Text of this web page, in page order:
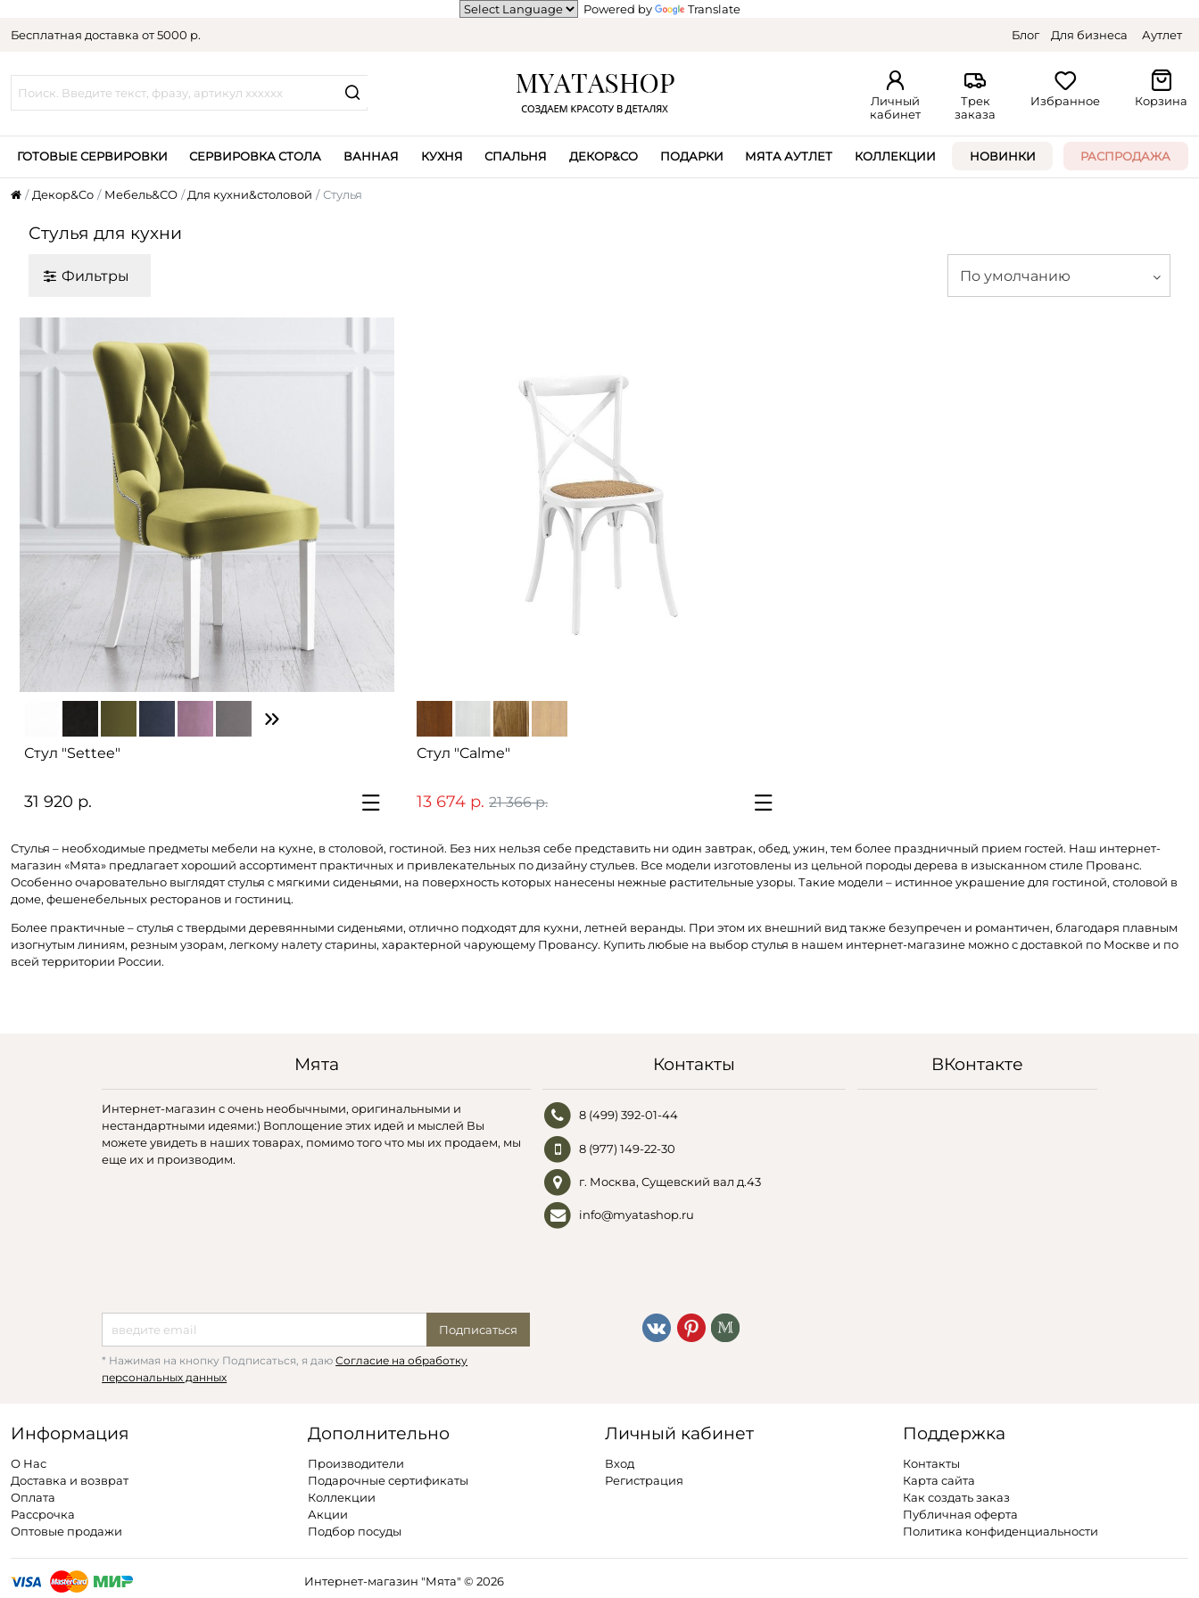
Powered by
Translate
Бесплатная доставка от 5000 р.
Блог Для бизнеса Аутлет
Личный
кабинет
Трек
заказа
Избранное Корзина
ГОТОВЫЕ СЕРВИРОВКИ СЕРВИРОВКА СТОЛА ВАННАЯ КУХНЯ СПАЛЬНЯ ДЕКОР&CO ПОДАРКИ МЯТА АУТЛЕТ КОЛЛЕКЦИИ НОВИНКИ РАСПРОДАЖА
Декор&Co Мебель&CO Для кухни&столовой Стулья
Стулья для кухни
Фильтры По умолчанию
Стул "Settee"
31 920 р.
Стул "Calme"
13 674 р. 21 366 р.
Стулья – необходимые предметы мебели на кухне, в столовой, гостиной. Без них нельзя себе представить ни один завтрак, обед, ужин, тем более праздничный прием гостей. Наш интернет-
магазин «Мята» предлагает хороший ассортимент практичных и привлекательных по дизайну стульев. Все модели изготовлены из цельной породы дерева в изысканном стиле Прованс.
Особенно очаровательно выглядят стулья с мягкими сиденьями, на поверхность которых нанесены нежные растительные узоры. Такие модели – истинное украшение для гостиной, столовой в
доме, фешенебельных ресторанов и гостиниц.
Более практичные – стулья с твердыми деревянными сиденьями, отлично подходят для кухни, летней веранды. При этом их внешний вид также безупречен и романтичен, благодаря плавным
изогнутым линиям, резным узорам, легкому налету старины, характерной чарующему Провансу. Купить любые на выбор стулья в нашем интернет-магазине можно с доставкой по Москве и по
всей территории России.
Мята
Интернет-магазин с очень необычными, оригинальными и
нестандартными идеями:) Воплощение этих идей и мыслей Вы
можете увидеть в наших товарах, помимо того что мы их продаем, мы
еще их и производим.
Подписаться
* Нажимая на кнопку Подписаться, я даюСогласие на обработку
персональных данных
Контакты
8 (499) 392-01-44
8 (977) 149-22-30
г. Москва, Сущевский вал д.43
info@myatashop.ru
ВКонтакте
Информация
О Нас
Доставка и возврат
Оплата
Рассрочка
Оптовые продажи
Дополнительно
Производители
Подарочные сертификаты
Коллекции
Акции
Подбор посуды
Личный кабинет
Вход
Регистрация
Поддержка
Контакты
Карта сайта
Как создать заказ
Публичная оферта
Политика конфиденциальности
Интернет-магазин "Мята" © 2026